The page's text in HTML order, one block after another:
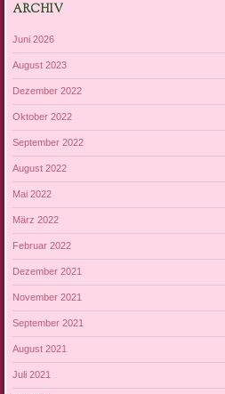
ARCHIV
Juni 2026
August 2023
Dezember 2022
Oktober 2022
September 2022
August 2022
Mai 2022
März 2022
Februar 2022
Dezember 2021
November 2021
September 2021
August 2021
Juli 2021